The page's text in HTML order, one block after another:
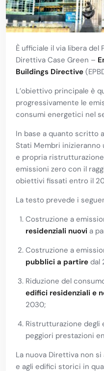
È ufficiale il via libera del
Direttiva Case Green –
Buildings Directive
L’obiettivo principale è
progressivamente le
consumi energetici nel
In base a quanto scritto
Stati Membri inizieranno
e propria
emissioni zero con il
obiettivi fissati entro il
La testo prevede i
Costruzione a
residenziali nuovi a
Costruzione a
pubblici a partire dal
Riduzione del
edifici residenziali e
2030;
Ristrutturazione degli
peggiori prestazioni
La nuova Direttiva non
e agli edifici storici in